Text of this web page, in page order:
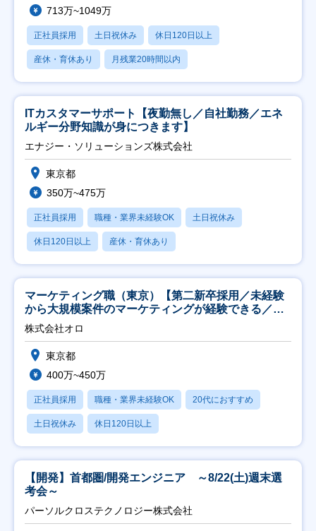
713万~1049万
正社員採用 土日祝休み 休日120日以上
産休・育休あり 月残業20時間以内
ITカスタマーサポート【夜勤無し／自社勤務／エネ
ルギー分野知識が身につきます】
エナジー・ソリューションズ株式会社
東京都
350万~475万
正社員採用 職種・業界未経験OK 土日祝休み
休日120日以上 産休・育休あり
マーケティング職（東京）【第二新卒採用／未経験
から大規模案件のマーケティングが経験できる／研
修充実】
株式会社オロ
東京都
400万~450万
正社員採用 職種・業界未経験OK 20代におすすめ
土日祝休み 休日120日以上
【開発】首都圏/開発エンジニア ～8/22(土)週末選
考会～
パーソルクロステクノロジー株式会社